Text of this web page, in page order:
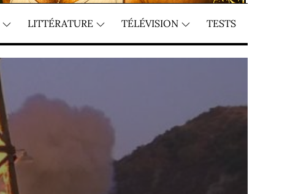
LITTÉRATURE TÉLÉVISION TESTS